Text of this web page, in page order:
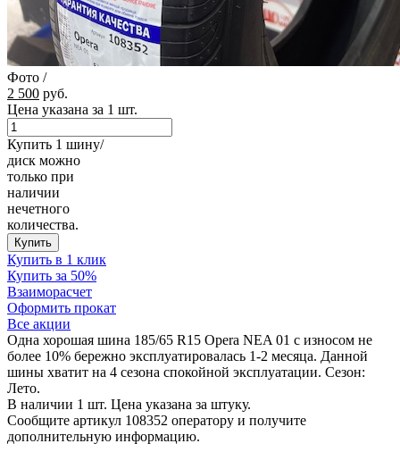
Фото /
2 500 руб.
Цена указана за 1 шт.
Купить 1 шину/
диск можно
только при
наличии
нечетного
количества.
Купить
Купить в 1 клик
Купить за 50%
Взаиморасчет
Оформить прокат
Все акции
Одна хорошая шина 185/65 R15 Opera NEA 01 с износом не
более 10% бережно эксплуатировалась 1-2 месяца. Данной
шины хватит на 4 сезона спокойной эксплуатации. Сезон:
Лето.
В наличии 1 шт. Цена указана за штуку.
Сообщите артикул 108352 оператору и получите
дополнительную информацию.